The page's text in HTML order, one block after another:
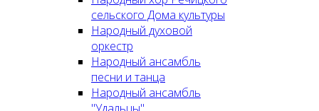
сельского Дома культуры
Народный духовой
оркестр
Народный ансамбль
песни и танца
Народный ансамбль